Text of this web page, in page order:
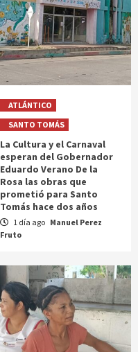
ATLÁNTICO
SANTO TOMÁS
La Cultura y el Carnaval
esperan del Gobernador
Eduardo Verano De la
Rosa las obras que
prometió para Santo
Tomás hace dos años
1 día ago Manuel Perez
Fruto